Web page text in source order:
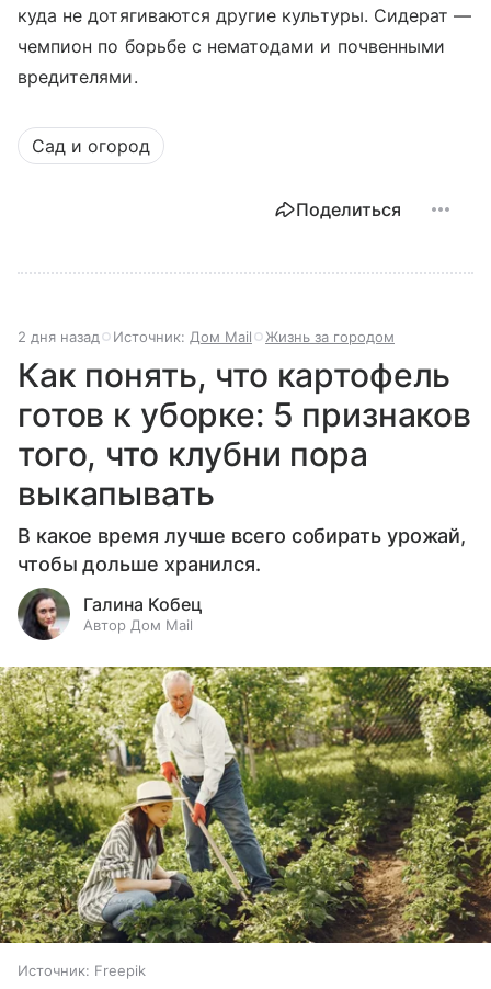
куда не дотягиваются другие культуры. Сидерат —
чемпион по борьбе с нематодами и почвенными
вредителями.
Сад и огород
Поделиться
2 дня назад Источник: Дом Mail Жизнь за городом
Как понять, что картофель
готов к уборке: 5 признаков
того, что клубни пора
выкапывать
В какое время лучше всего собирать урожай,
чтобы дольше хранился.
Галина Кобец
Автор Дом Mail
Источник: Freepik